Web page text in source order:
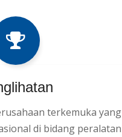
terkemuka yang
di bidang peralatan